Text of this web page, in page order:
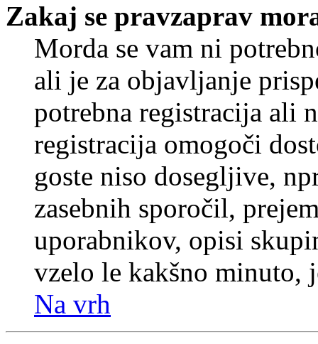
Zakaj se pravzaprav
Morda se vam ni
ali je za objavljanje
potrebna registracija ali
registracija omogoči
goste niso dosegljive,
zasebnih sporočil,
uporabnikov, opisi
vzelo le kakšno minuto,
Na vrh